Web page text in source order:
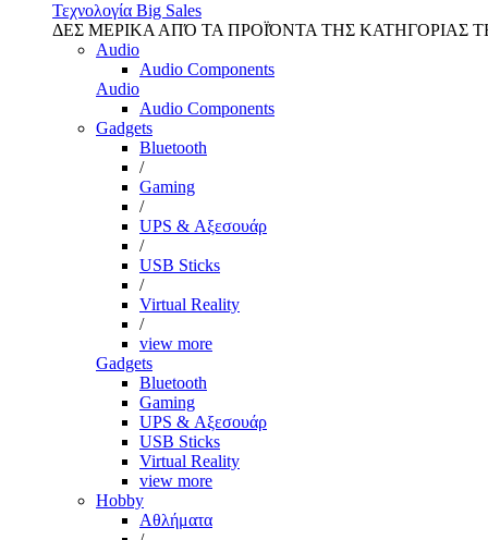
Τεχνολογία Big Sales
ΔΕΣ ΜΕΡΙΚΑ ΑΠΌ ΤΑ ΠΡΟΪΌΝΤΑ ΤΗΣ ΚΑΤΗΓΟΡΙΑΣ
Audio
Audio Components
Audio
Audio Components
Gadgets
Bluetooth
/
Gaming
/
UPS & Αξεσουάρ
/
USB Sticks
/
Virtual Reality
/
view more
Gadgets
Bluetooth
Gaming
UPS & Αξεσουάρ
USB Sticks
Virtual Reality
view more
Hobby
Αθλήματα